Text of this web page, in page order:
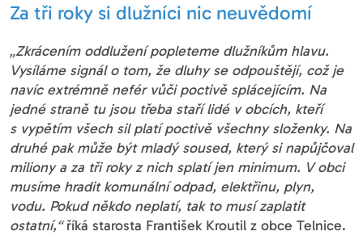
Za tři roky si dlužníci nic neuvědomí
„Zkrácením oddlužení popleteme dlužníkům hlavu.
Vysíláme signál o tom, že dluhy se odpouštějí, což je
navíc extrémně nefér vůči poctivě splácejícím. Na
jedné straně tu jsou třeba staří lidé v obcích, kteří
s vypětím všech sil platí poctivě všechny složenky. Na
druhé pak může být mladý soused, který si napůjčoval
miliony a za tři roky z nich splatí jen minimum. V obci
musíme hradit komunální odpad, elektřinu, plyn,
vodu. Pokud někdo neplatí, tak to musí zaplatit
ostatní,“říká starosta František Kroutil z obce Telnice.